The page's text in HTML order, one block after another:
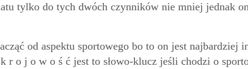
tylko do tych dwóch czynników nie mniej jednak
od aspektu sportowego bo to on jest najbardziej
r o j o w o ś ć jest to słowo-klucz jeśli chodzi o